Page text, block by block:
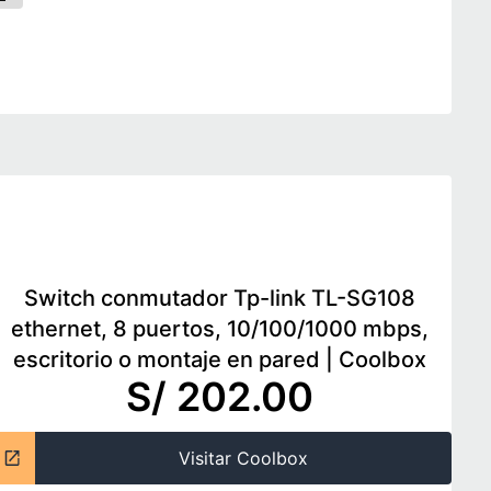
Switch conmutador Tp-link TL-SG108
ethernet, 8 puertos, 10/100/1000 mbps,
escritorio o montaje en pared
Coolbox
S/ 202.00
Visitar Coolbox